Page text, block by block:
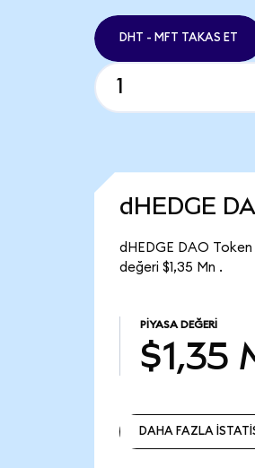
DHT - MFT TAKAS ET
dHEDGE
dHEDGE DAO
değeri $1,35 Mn .
PIYASA DEĞERI
$1,35
DAHA FAZLA